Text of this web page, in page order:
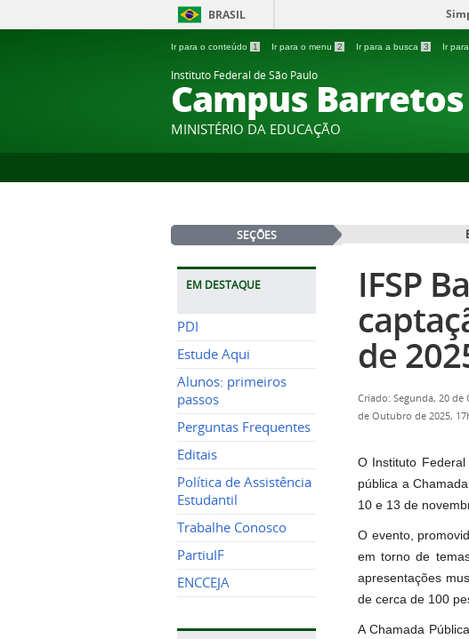
BRASIL
Ir para o conteúdo 1 Ir para o menu 2 Ir para a busca 3 Ir
Instituto Federal de São Paulo
Campus Barretos
MINISTÉRIO DA EDUCAÇÃO
SEÇÕES
EM DESTAQUE
PDI
Estude Aqui
Alunos: primeiros
passos
Perguntas Frequentes
Editais
Política de Assistência
Estudantil
Trabalhe Conosco
PartiuIF
ENCCEJA
IFSP
de
Criado: Segunda, 20
de Outubro de 2025,
O Instituto
pública a
10 e 13 de
O evento,
em torno de
apresentações
de cerca de 100
A Chamada